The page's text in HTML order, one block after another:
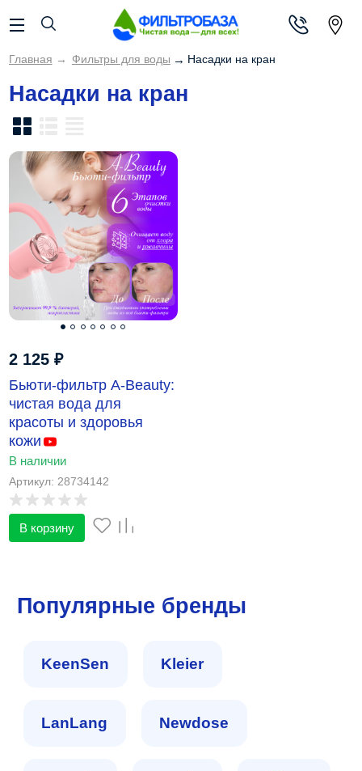
Главная → Фильтры для воды → Насадки на кран
Насадки на кран
2 125 ₽
Бьюти‑фильтр A‑Beauty:
чистая вода для
красоты и здоровья
кожи
В наличии
Артикул: 28734142
В корзину
Популярные бренды
KeenSen Kleier
LanLang Newdose